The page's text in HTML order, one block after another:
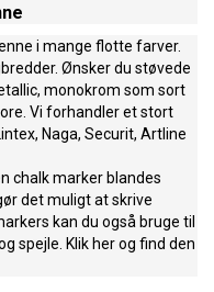
i mange flotte farver.
Ønsker du støvede
monokrom som sort
Vi forhandler et stort
Naga, Securit, Artline
chalk marker blandes
det muligt at skrive
kan du også bruge til
spejle. Klik her og find den